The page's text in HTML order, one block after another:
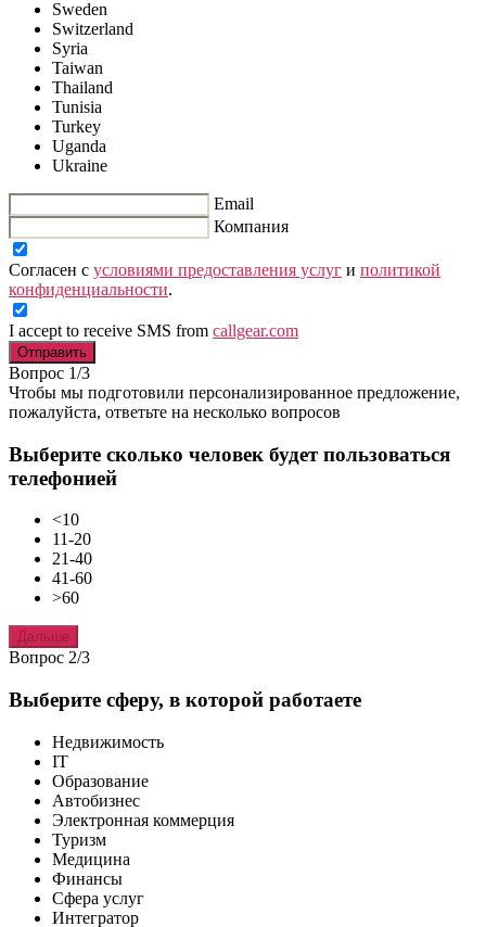
Sweden
Switzerland
Syria
Taiwan
Thailand
Tunisia
Turkey
Uganda
Ukraine
Email
Компания
Согласен с условиями предоставления услуг и политикой
конфиденциальности.
I accept to receive SMS from callgear.com
Отправить
Вопрос 1/3
Чтобы мы подготовили персонализированное предложение,
пожалуйста, ответьте на несколько вопросов
Выберите сколько человек будет пользоваться
телефонией
<10
11-20
21-40
41-60
>60
Дальше
Вопрос 2/3
Выберите сферу, в которой работаете
Недвижимость
IT
Образование
Автобизнес
Электронная коммерция
Туризм
Медицина
Финансы
Сфера услуг
Интегратор